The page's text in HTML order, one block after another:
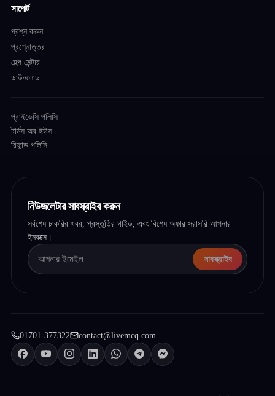
সাপোর্ট
প্রশ্ন করুন
প্রশ্নোত্তর
হেল্প সেন্টার
ডাউনলোড
প্রাইভেসি পলিসি
টার্মস অব ইউস
রিফান্ড পলিসি
নিউজলেটার সাবস্ক্রাইব করুন
সর্বশেষ চাকরির খবর, প্রস্তুতির গাইড, এবং বিশেষ অফার সরাসরি আপনার
ইনবক্সে।
সাবস্ক্রাইব
01701-377322 contact@livemcq.com